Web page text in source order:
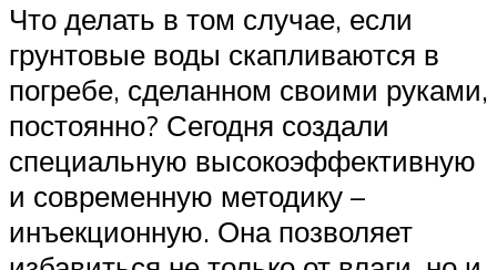
Что делать в том случае, если
грунтовые воды скапливаются в
погребе, сделанном своими руками,
постоянно? Сегодня создали
специальную высокоэффективную
и современную методику –
инъекционную. Она позволяет